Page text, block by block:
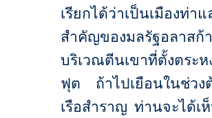
เรียกได้ว่าเป็นเมืองท่า
สำคัญของมลรัฐอลา
บริเวณตีนเขาที่ตั้งตร
ฟุต ถ้าไปเยือนในช่วง
เรือสำราญ ท่านจะได้